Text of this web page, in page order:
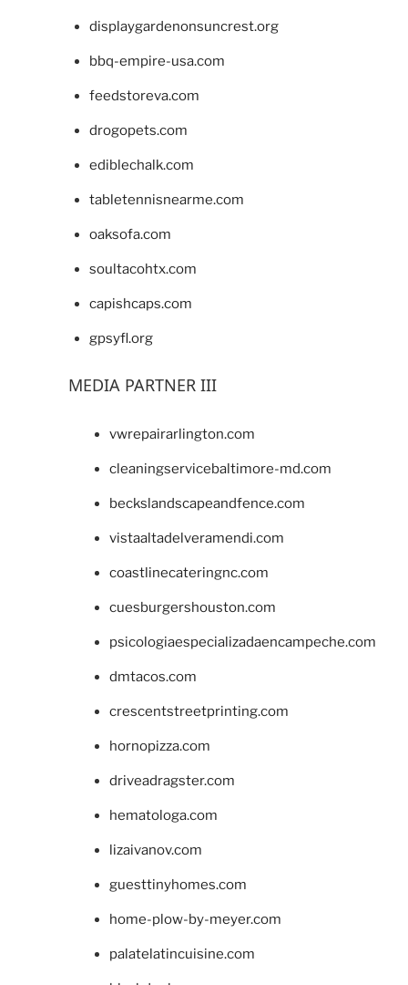
displaygardenonsuncrest.org
bbq-empire-usa.com
feedstoreva.com
drogopets.com
ediblechalk.com
tabletennisnearme.com
oaksofa.com
soultacohtx.com
capishcaps.com
gpsyfl.org
MEDIA PARTNER III
vwrepairarlington.com
cleaningservicebaltimore-md.com
beckslandscapeandfence.com
vistaaltadelveramendi.com
coastlinecateringnc.com
cuesburgershouston.com
psicologiaespecializadaencampeche.com
dmtacos.com
crescentstreetprinting.com
hornopizza.com
driveadragster.com
hematologa.com
lizaivanov.com
guesttinyhomes.com
home-plow-by-meyer.com
palatelatincuisine.com